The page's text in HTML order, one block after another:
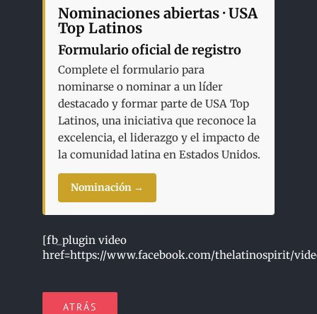
Nominaciones abiertas · USA
Top Latinos
Formulario oficial de registro
Complete el formulario para
nominarse o nominar a un líder
destacado y formar parte de USA Top
Latinos, una iniciativa que reconoce la
excelencia, el liderazgo y el impacto de
la comunidad latina en Estados Unidos.
Nominación →
[fb_plugin video
href=https://www.facebook.com/thelatinospirit/
ATRÁS